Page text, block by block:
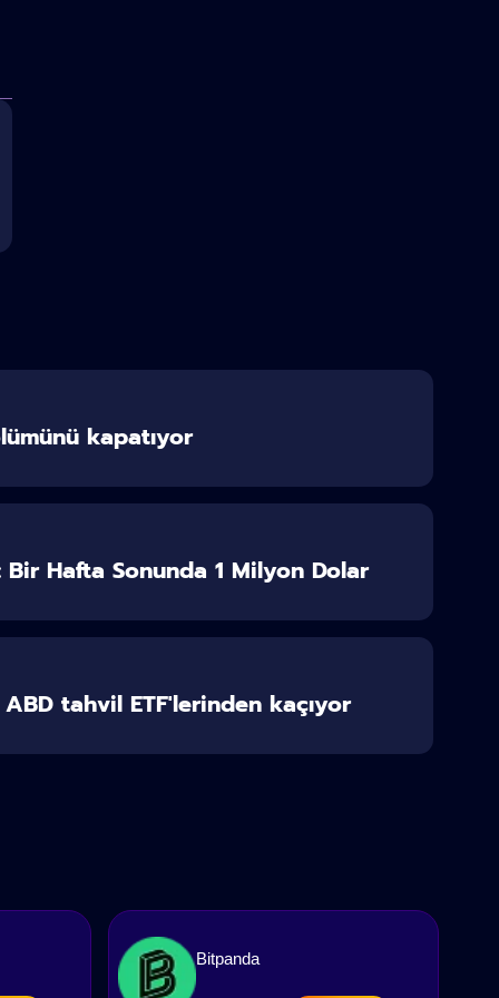
kapatıyor
Hafta Sonunda 1 Milyon Dolar
ABD tahvil ETF'lerinden kaçıyor
Bitpanda